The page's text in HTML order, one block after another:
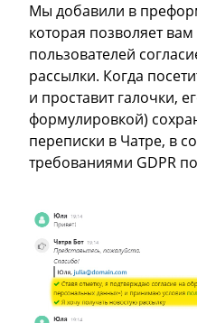
Мы добавили в
которая позволяет
пользователей
рассылки. Когда
и проставит галочки,
формулировкой)
переписки в Чатре, в
требованиями GDPR